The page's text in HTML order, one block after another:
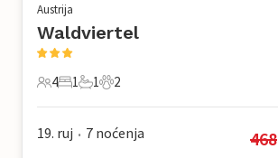
Austrija
Waldviertel
4 Gosti
4
1 Spavaća soba
1
1 Kupaonica
1
2 Kućni ljubimac
2
19. ruj • 7 noćenja 468